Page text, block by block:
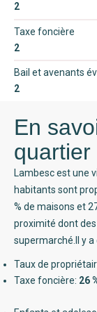
2
Taxe foncière
2
Bail et avenants
2
En
quartier
Lambesc est une
habitants sont
% de maisons et
proximité dont
supermarché.Il y
Taux de
Taxe foncière: 26